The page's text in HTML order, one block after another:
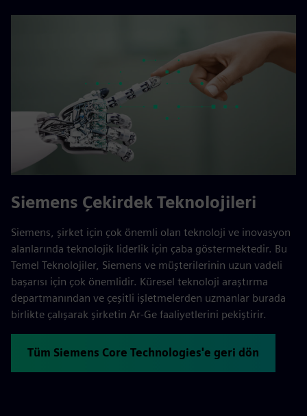
Siemens Çekirdek Teknolojileri
Siemens, şirket için çok önemli olan teknoloji ve inovasyon
alanlarında teknolojik liderlik için çaba göstermektedir. Bu
Temel Teknolojiler, Siemens ve müşterilerinin uzun vadeli
başarısı için çok önemlidir. Küresel teknoloji araştırma
departmanından ve çeşitli işletmelerden uzmanlar burada
birlikte çalışarak şirketin Ar-Ge faaliyetlerini pekiştirir.
Tüm Siemens Core Technologies'e geri dön